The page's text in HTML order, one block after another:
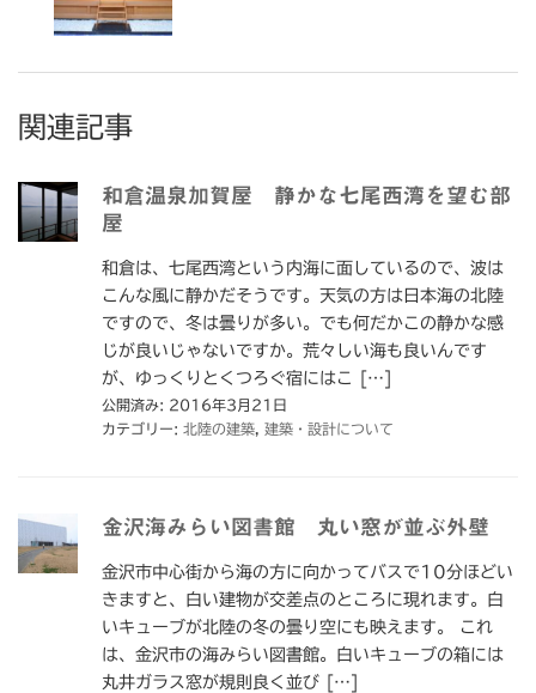
関連記事
和倉温泉加賀屋 静かな七尾西湾を望む部
屋
和倉は、七尾西湾という内海に面しているので、波は
こんな風に静かだそうです。天気の方は日本海の北陸
ですので、冬は曇りが多い。でも何だかこの静かな感
じが良いじゃないですか。荒々しい海も良いんです
が、ゆっくりとくつろぐ宿にはこ […]
公開済み: 2016年3月21日
カテゴリー: 北陸の建築 建築・設計について
金沢海みらい図書館 丸い窓が並ぶ外壁
金沢市中心街から海の方に向かってバスで10分ほどい
きますと、白い建物が交差点のところに現れます。白
いキューブが北陸の冬の曇り空にも映えます。 これ
は、金沢市の海みらい図書館。白いキューブの箱には
丸井ガラス窓が規則良く並び […]